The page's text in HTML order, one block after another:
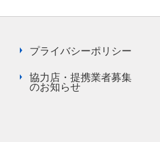
プライバシーポリシー
協力店・提携業者募集
のお知らせ